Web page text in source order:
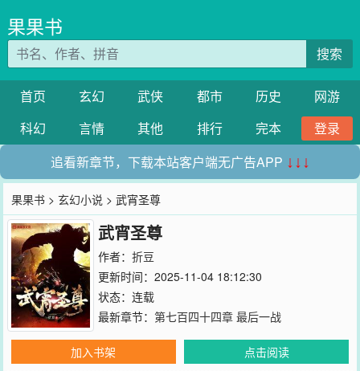
果果书
搜索
首页 玄幻 武侠 都市 历史
网游
科幻
言情 其他 排行 完本
登录
追看新章节，下载本站客户端无广告APP ↓↓↓
果果书 >玄幻小说 > 武宵圣尊
武宵圣尊
作者： 折豆
更新时间：2025-11-04 18:12:30
状态：连载
最新章节： 第七百四十四章 最后一战
加入书架
点击阅读